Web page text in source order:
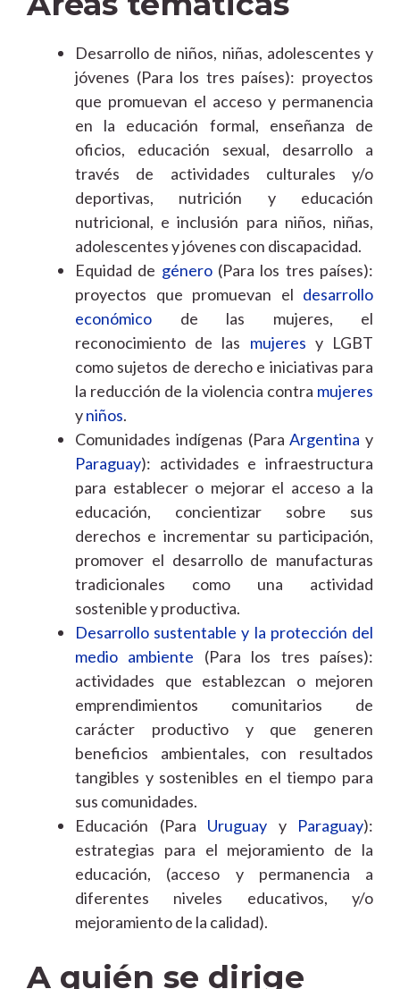
Desarrollo de niños, niñas, adolescentes y
jóvenes (Para los tres países): proyectos
que promuevan el acceso y permanencia
en la educación formal, enseñanza de
oficios, educación sexual, desarrollo a
través de actividades culturales y/o
deportivas, nutrición y educación
nutricional, e inclusión para niños, niñas,
adolescentes y jóvenes con discapacidad.
Equidad de género(Para los tres países):
proyectos que promuevan el desarrollo
económico de las mujeres, el
reconocimiento de las mujeres y LGBT
como sujetos de derecho e iniciativas para
la reducción de la violencia contra mujeres
yniños.
Comunidades indígenas (ParaArgentina y
Paraguay): actividades e infraestructura
para establecer o mejorar el acceso a la
educación, concientizar sobre sus
derechos e incrementar su participación,
promover el desarrollo de manufacturas
tradicionales como una actividad
sostenible y productiva.
Desarrollo sustentable y la protección del
medio ambiente (Para los tres países):
actividades que establezcan o mejoren
emprendimientos comunitarios de
carácter productivo y que generen
beneficios ambientales, con resultados
tangibles y sostenibles en el tiempo para
sus comunidades.
Educación (Para Uruguay y Paraguay):
estrategias para el mejoramiento de la
educación, (acceso y permanencia a
diferentes niveles educativos, y/o
mejoramiento de la calidad).
A quién se dirige